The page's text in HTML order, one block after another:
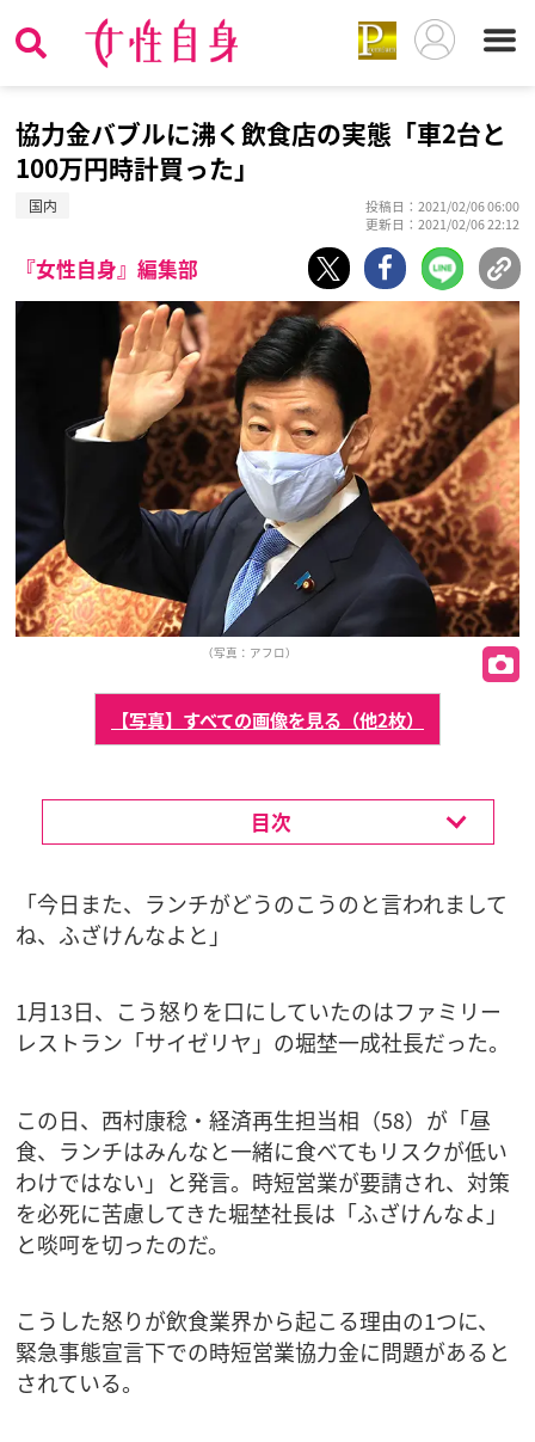
協力金バブルに沸く飲食店の実態「車2台と
100万円時計買った」
国内
投稿日：2021/02/06 06:00
更新日：2021/02/06 22:12
『女性自身』編集部
（写真：アフロ）
【写真】すべての画像を見る（他2枚）
目次
「今日また、ランチがどうのこうのと言われまして
ね、ふざけんなよと」
1月13日、こう怒りを口にしていたのはファミリー
レストラン「サイゼリヤ」の堀埜一成社長だった。
この日、西村康稔・経済再生担当相（58）が「昼
食、ランチはみんなと一緒に食べてもリスクが低い
わけではない」と発言。時短営業が要請され、対策
を必死に苦慮してきた堀埜社長は「ふざけんなよ」
と啖呵を切ったのだ。
こうした怒りが飲食業界から起こる理由の1つに、
緊急事態宣言下での時短営業協力金に問題があると
されている。